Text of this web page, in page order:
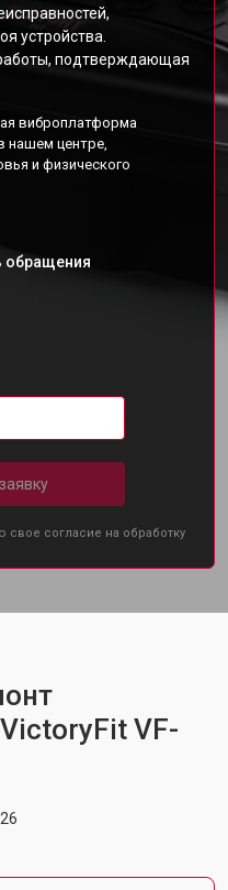
устройства.
подтверждающая
виброплатформа
нашем центре,
и физического
обращения
свое согласие на обработку
VF-